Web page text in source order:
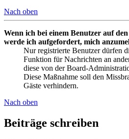
Nach oben
Wenn ich bei einem Benutzer auf
werde ich aufgefordert, mich
Nur registrierte Benutzer dürfen
Funktion für Nachrichten an
diese von der Board-
Diese Maßnahme soll den
Gäste verhindern.
Nach oben
Beiträge schreiben